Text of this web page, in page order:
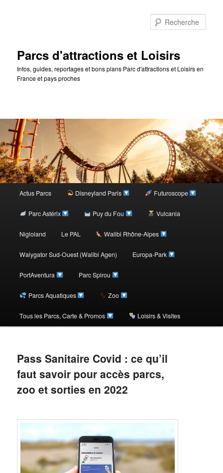
Parcs d'attractions et Loisirs
Infos, guides, reportages et bons plans Parc d'attractions et Loisirs en
France et pays proches
Menu
Aller
contenu
Actus Parcs Disneyland Paris Futuroscope
Parc Astérix Puy du Fou Vulcania
Nigloland Le PAL Walibi Rhône-Alpes
Walygator Sud-Ouest (Walibi Agen) Europa-Park
PortAventura Parc Spirou
Parcs Aquatiques Zoo
Tous les Parcs, Carte & Promos Loisirs & Visites
Pass Sanitaire Covid : ce qu’il
faut savoir pour accès parcs,
zoo et sorties en 2022